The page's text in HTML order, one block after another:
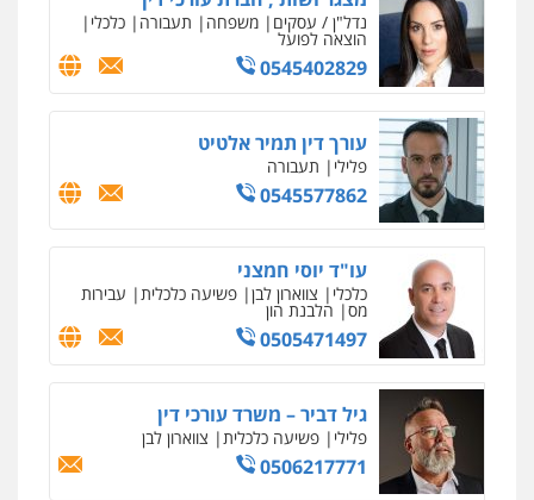
0506209859
עו"ד שרון נהרי
כלכלי
בינלאומי הליכי הסגרה
עו"ד (רו"ח) יואב ציוני
עבירות מס הלבנת הון
0505430819
עו"ד ד"ר איתן פינקלשטיין
כלכלי הלבנת הון חילוט ייעוץ לעורכי דין
0507061374